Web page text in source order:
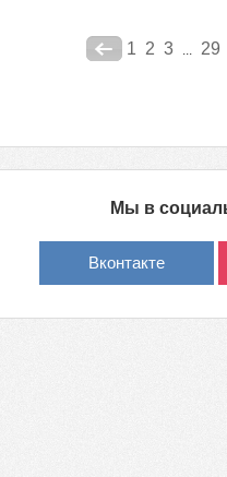
1 2 3 ... 29
Мы в
Вконтакте